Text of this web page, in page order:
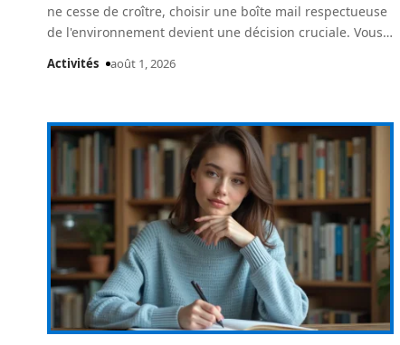
ne cesse de croître, choisir une boîte mail respectueuse
de l'environnement devient une décision cruciale. Vous…
Activités août 1, 2026